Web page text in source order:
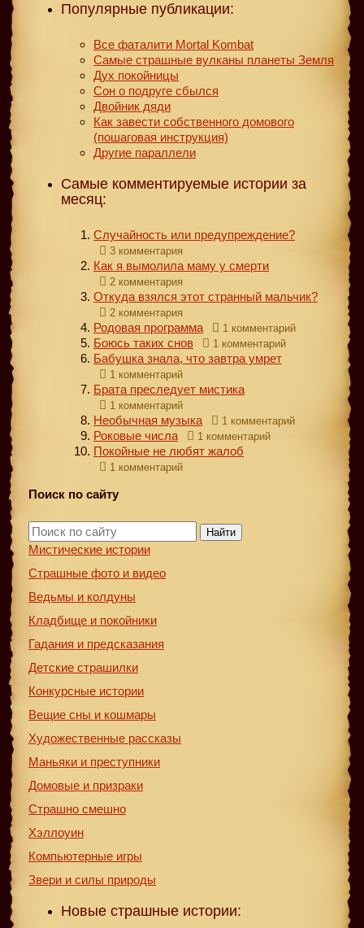
Популярные публикации:
Все фаталити Mortal Kombat
Самые страшные вулканы планеты Земля
Дух покойницы
Сон о подруге сбылся
Двойник дяди
Как завести собственного домового
(пошаговая инструкция)
Другие параллели
Самые комментируемые истории за
месяц:
Случайность или предупреждение?
3 комментария
Как я вымолила маму у смерти
2 комментария
Откуда взялся этот странный мальчик?
2 комментария
Родовая программа 1 комментарий
Боюсь таких снов 1 комментарий
Бабушка знала, что завтра умрет
1 комментарий
Брата преследует мистика
1 комментарий
Необычная музыка 1 комментарий
Роковые числа 1 комментарий
Покойные не любят жалоб
1 комментарий
Поиск по сайту
Найти
Мистические истории
Страшные фото и видео
Ведьмы и колдуны
Кладбище и покойники
Гадания и предсказания
Детские страшилки
Конкурсные истории
Вещие сны и кошмары
Художественные рассказы
Маньяки и преступники
Домовые и призраки
Страшно смешно
Хэллоуин
Компьютерные игры
Звери и силы природы
Новые страшные истории: